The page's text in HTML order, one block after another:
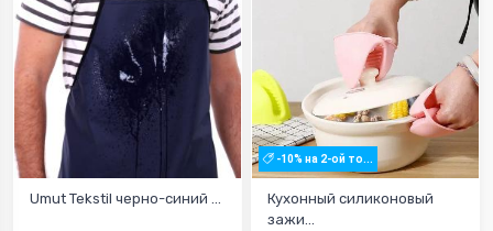
Umut Tekstil черно-синий ...
-10% на 2-ой то...
Кухонный силиконовый
зажи...